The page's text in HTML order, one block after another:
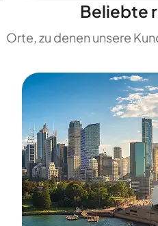
Beliebte
Orte, zu denen unsere